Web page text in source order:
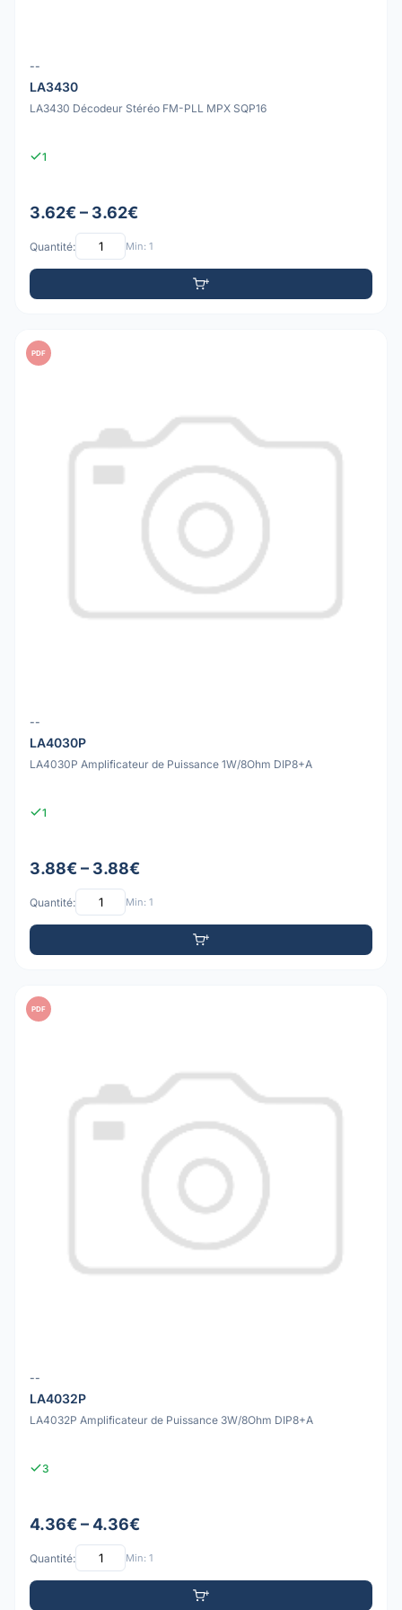
--
LA3430
LA3430 Décodeur Stéréo FM-PLL MPX SQP16
1
3.62€ – 3.62€
Quantité: Min: 1
PDF
--
LA4030P
LA4030P Amplificateur de Puissance 1W/8Ohm DIP8+A
1
3.88€ – 3.88€
Quantité: Min: 1
PDF
--
LA4032P
LA4032P Amplificateur de Puissance 3W/8Ohm DIP8+A
3
4.36€ – 4.36€
Quantité: Min: 1